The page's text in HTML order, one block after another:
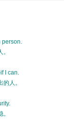
person.
I can.
人。